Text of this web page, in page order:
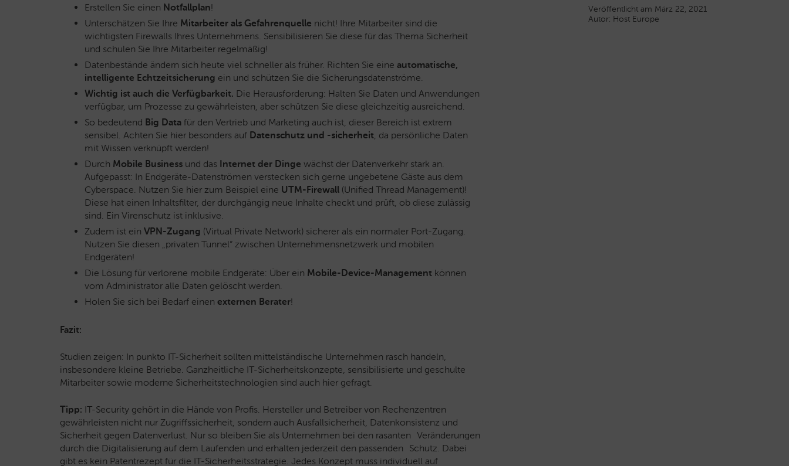
Erstellen Sie einen Notfallplan!
Unterschätzen Sie Ihre Mitarbeiter als Gefahrenquelle nicht! Ihre Mitarbeiter sind die
wichtigsten Firewalls Ihres Unternehmens. Sensibilisieren Sie diese für das Thema Sicherheit
und schulen Sie Ihre Mitarbeiter regelmäßig!
Datenbestände ändern sich heute viel schneller als früher. Richten Sie eine automatische,
intelligente Echtzeitsicherung ein und schützen Sie die Sicherungsdatenströme.
Wichtig ist auch die Verfügbarkeit. Die Herausforderung: Halten Sie Daten und Anwendungen
verfügbar, um Prozesse zu gewährleisten, aber schützen Sie diese gleichzeitig ausreichend.
So bedeutend Big Data für den Vertrieb und Marketing auch ist, dieser Bereich ist extrem
sensibel. Achten Sie hier besonders auf Datenschutz und -sicherheit, da persönliche Daten
mit Wissen verknüpft werden!
Durch Mobile Business und das Internet der Dinge wächst der Datenverkehr stark an.
Aufgepasst: In Endgeräte-Datenströmen verstecken sich gerne ungebetene Gäste aus dem
Cyberspace. Nutzen Sie hier zum Beispiel eine UTM-Firewall (Unified Thread Management)!
Diese hat einen Inhaltsfilter, der durchgängig neue Inhalte checkt und prüft, ob diese zulässig
sind. Ein Virenschutz ist inklusive.
Zudem ist ein VPN-Zugang (Virtual Private Network) sicherer als ein normaler Port-Zugang.
Nutzen Sie diesen „privaten Tunnel“ zwischen Unternehmensnetzwerk und mobilen
Endgeräten!
Die Lösung für verlorene mobile Endgeräte: Über ein Mobile-Device-Management können
vom Administrator alle Daten gelöscht werden.
Holen Sie sich bei Bedarf einen externen Berater!
Fazit:
Studien zeigen: In punkto IT-Sicherheit sollten mittelständische Unternehmen rasch handeln,
insbesondere kleine Betriebe. Ganzheitliche IT-Sicherheitskonzepte, sensibilisierte und geschulte
Mitarbeiter sowie moderne Sicherheitstechnologien sind auch hier gefragt.
Tipp: IT-Security gehört in die Hände von Profis. Hersteller und Betreiber von Rechenzentren
gewährleisten nicht nur Zugriffssicherheit, sondern auch Ausfallsicherheit, Datenkonsistenz und
Sicherheit gegen Datenverlust. Nur so bleiben Sie als Unternehmen bei den rasanten Veränderungen
durch die Digitalisierung auf dem Laufenden und erhalten jederzeit den passenden Schutz. Dabei
gibt es kein Patentrezept für die IT-Sicherheitsstrategie. Jedes Konzept muss individuell auf
Veröffentlicht am März 22, 2021
Autor: Host Europe